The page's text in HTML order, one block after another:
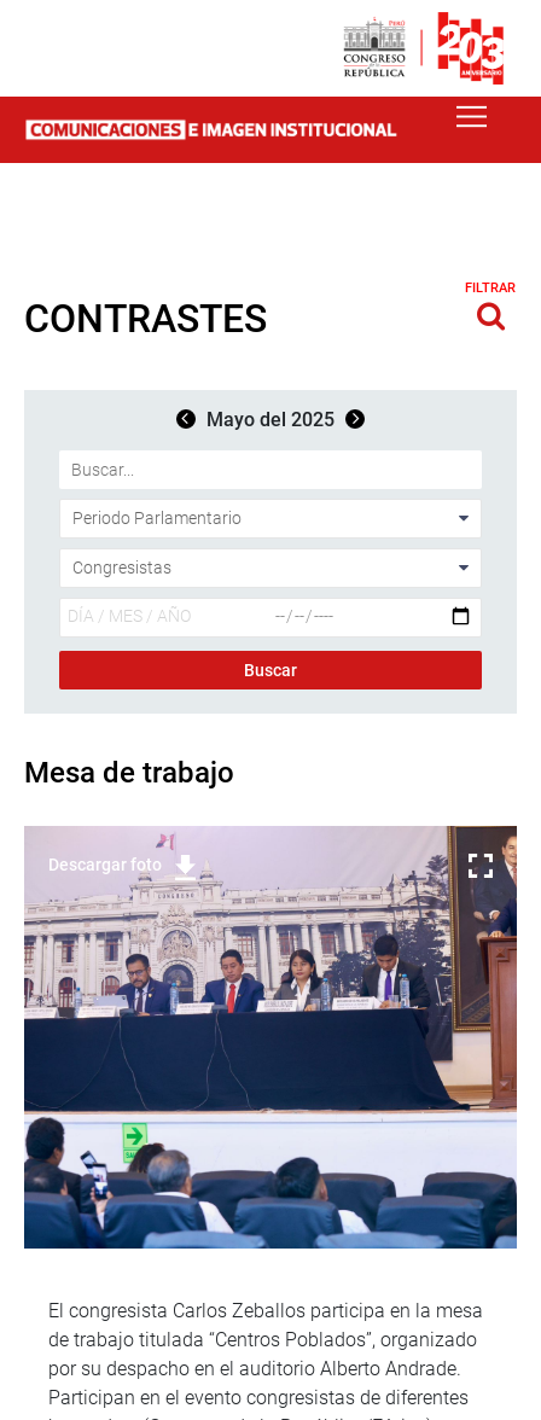
CONTRASTES
FILTRAR
Mayo del 2025
Mesa de trabajo
Descargar foto
El congresista Carlos Zeballos participa en la mesa
de trabajo titulada “Centros Poblados”, organizado
por su despacho en el auditorio Alberto Andrade.
Participan en el evento congresistas de diferentes